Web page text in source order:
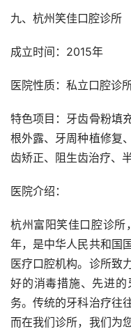
九、杭州笑佳口腔诊所
成立时间：2015年
医院性质：私立口腔诊
特色项目：牙齿骨粉填
根外露、牙周种植修复
齿矫正、阻生齿治疗、
医院介绍：
杭州富阳笑佳口腔诊所
年，是中华人民共和国
医疗口腔机构。诊所致
好的消毒措施、先进
务。传统的牙科治疗往
而在我们诊所，我们为